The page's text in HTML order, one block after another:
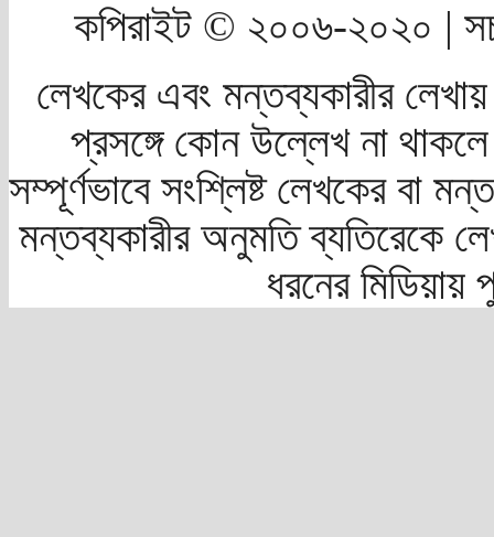
কপিরাইট © ২০০৬-২০২০ |
লেখকের এবং মন্তব্যকারীর
প্রসঙ্গে কোন উল্লেখ না
সম্পূর্ণভাবে সংশ্লিষ্ট লেখকের বা
মন্তব্যকারীর অনুমতি ব্যতিরেকে
ধরনের মিডিয়ায়